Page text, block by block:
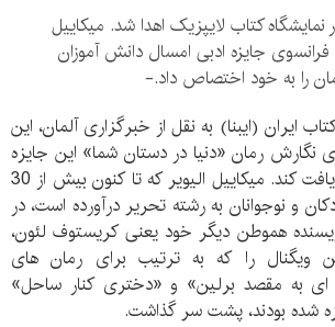
نمایشگاه کتاب لایپزیک اهدا شد. میکاییل
فرانسوی جایزه ادبی امسال دانش آموزان
را به خود اختصاص داد.-
ایران (ایبنا) به نقل از خبرگزاری آلمان، این
نگارش رمان «دنیا در دستان شما» این جایزه
پنج هزار یورویی را دریافت کند. میکاییل الیویر که تا کنون بیش از 30
و نوجوانان به رشته تحریر درآورده است، در
هموطن دیگر خود یعنی کریستوف لئون،
ویگنال را که به ترتیب برای رمان های
ای به مقصد برلین» و «دختری کنار ساحل»
شده بودند، پشت سر گذاشت.